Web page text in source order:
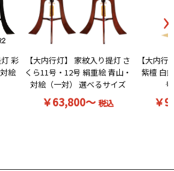
彩
絵
【大内行灯】 家紋入り提灯 さ
くら11号・12号 絹重絵 青山・
対絵（一対） 選べるサイズ
￥63,800～税込
【大内
紫檀 白
￥
›